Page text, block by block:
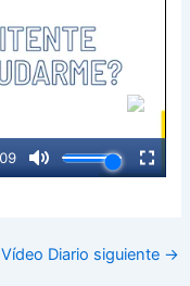
Vídeo Diario siguiente →